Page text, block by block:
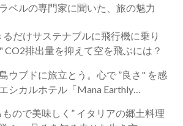
ベルの専門家に聞いた、旅の魅力
るだけサステナブルに飛行機に乗り
CO2排出量を抑えて空を飛ぶには？
ウブドに旅立とう。心で ”良さ" を感
シカルホテル「Mana Earthly
もので美味しく” イタリアの郷土料理